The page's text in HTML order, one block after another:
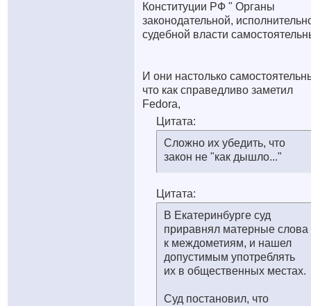
Конституции РФ " Органы
законодательной,
судебной власти
И они настолько
что как справедливо заметил
Fedora,
Цитата:
Сложно их убедить, что
закон не "как дышло..."
Цитата:
В Екатеринбурге суд
приравнял матерные слова
к междометиям, и нашел
допустимым употреблять
их в общественных местах.
Суд постановил, что